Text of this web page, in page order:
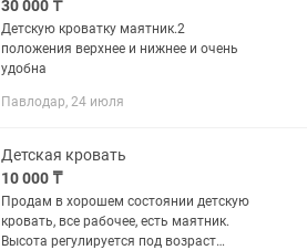
30 000 ₸
Детскую кроватку маятник.2
положения верхнее и нижнее и очень
удобна
Павлодар, 24 июля
Детская кровать
10 000 ₸
Продам в хорошем состоянии детскую
кровать, все рабочее, есть маятник.
Высота регулируется под возраст